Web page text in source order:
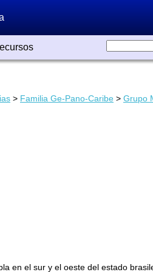
> Familia Ge-Pano-Caribe > Grupo
en el sur y el oeste del estado